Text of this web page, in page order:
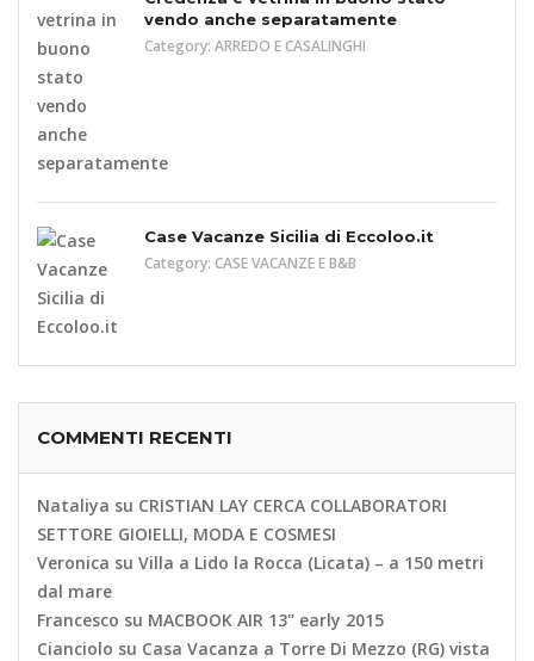
vendo anche separatamente
Category: ARREDO E CASALINGHI
Case Vacanze Sicilia di Eccoloo.it
Category: CASE VACANZE E B&B
COMMENTI RECENTI
Nataliya su CRISTIAN LAY CERCA COLLABORATORI
SETTORE GIOIELLI, MODA E COSMESI
Veronica su Villa a Lido la Rocca (Licata) – a 150 metri
dal mare
Francesco su MACBOOK AIR 13" early 2015
Cianciolo su Casa Vacanza a Torre Di Mezzo (RG) vista